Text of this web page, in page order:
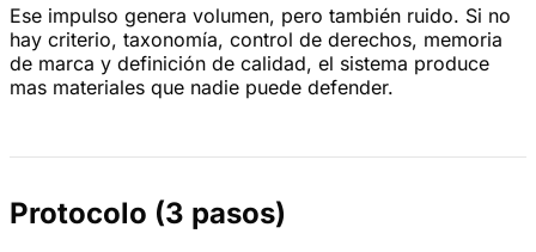
Ese impulso genera volumen, pero también ruido. Si no
hay criterio, taxonomía, control de derechos, memoria
de marca y definición de calidad, el sistema produce
mas materiales que nadie puede defender.
Protocolo (3 pasos)